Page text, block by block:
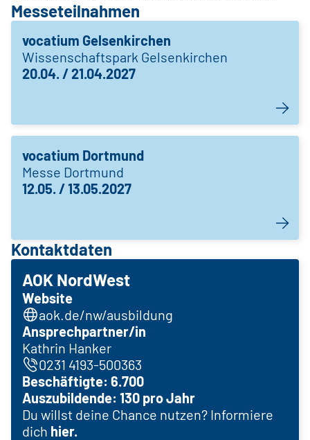
Messeteilnahmen
vocatium Gelsenkirchen
Wissenschaftspark Gelsenkirchen
20.04. / 21.04.2027
vocatium Dortmund
Messe Dortmund
12.05. / 13.05.2027
Kontaktdaten
AOK NordWest
Website
aok.de/nw/ausbildung
Ansprechpartner/in
Kathrin Hanker
0231 4193-500363
Beschäftigte: 6.700
Auszubildende: 130 pro Jahr
Du willst deine Chance nutzen? Informiere
dich hier.